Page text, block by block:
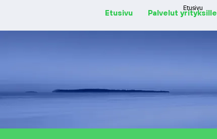
Etusivu Palvelut yrityksille
Etusivu